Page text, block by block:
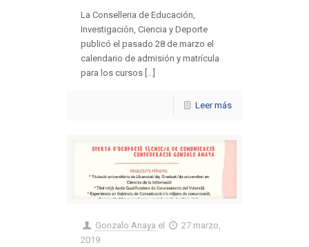
La Conselleria de Educación,
Investigación, Ciencia y Deporte
publicó el pasado 28 de marzo el
calendario de admisión y matrícula
para los cursos [...]
Leer más
Gonzalo Anaya el
27 marzo,
2019